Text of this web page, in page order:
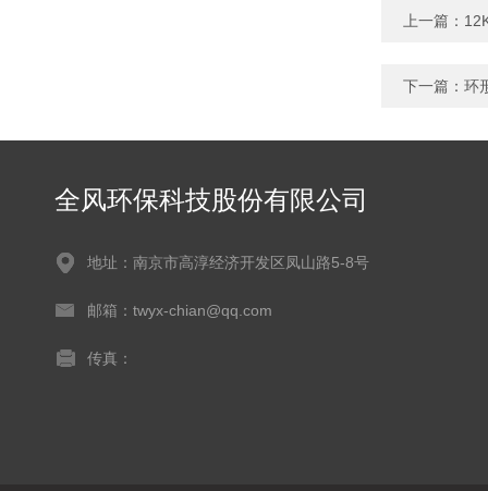
上一篇：
下一篇： 环
全风环保科技股份有限公司
地址：南京市高淳经济开发区凤山路5-8号
邮箱：twyx-chian@qq.com
传真：